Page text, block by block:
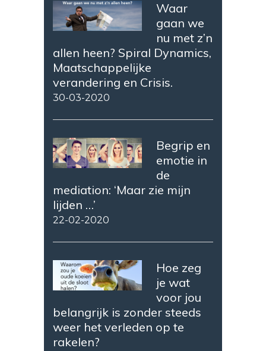
Waar
gaan we
nu met z’n
allen heen? Spiral Dynamics,
Maatschappelijke
verandering en Crisis.
30-03-2020
Begrip en
emotie in
de
mediation: ‘Maar zie mijn
lijden …’
22-02-2020
Hoe zeg
je wat
voor jou
belangrijk is zonder steeds
weer het verleden op te
rakelen?